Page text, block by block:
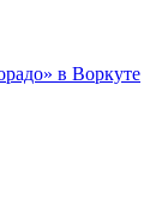
в Воркуте